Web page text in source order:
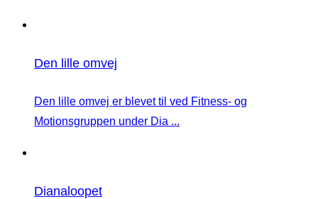
Den lille omvej
Den lille omvej er blevet til ved Fitness- og
Motionsgruppen under Dia ...
Dianaloopet